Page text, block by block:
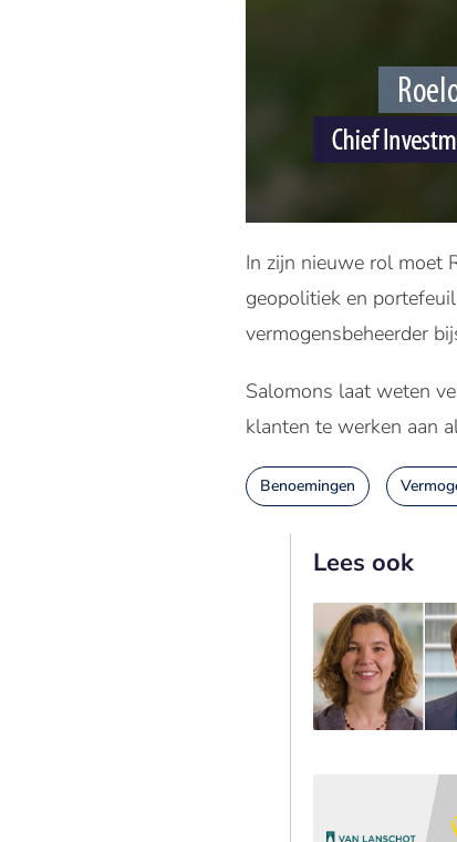
In zijn nieuwe rol moet
geopolitiek en
vermogensbeheerder
Salomons laat weten
klanten te werken aan
Benoemingen
Lees ook